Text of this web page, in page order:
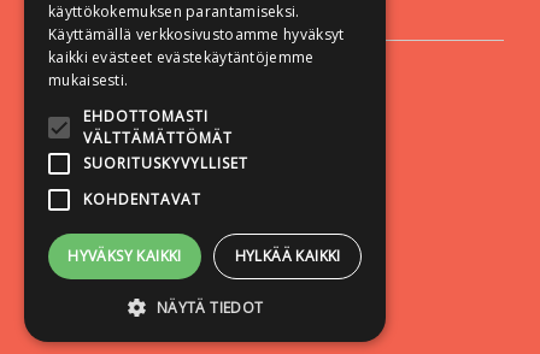
Lisätietoa
Toimitusehdot
Tietosuojaseloste
Saavutettavuusseloste
Seuraa meitä:
käyttökokemuksen parantamiseksi.
Käyttämällä verkkosivustoamme hyväksyt
kaikki evästeet evästekäytäntöjemme
mukaisesti.
EHDOTTOMASTI
VÄLTTÄMÄTTÖMÄT
SUORITUSKYVYLLISET
KOHDENTAVAT
HYVÄKSY KAIKKI HYLKÄÄ KAIKKI
NÄYTÄ TIEDOT